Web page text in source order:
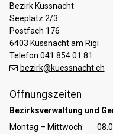
Bezirk Küssnacht
Seeplatz 2/3
Postfach 176
6403 Küssnacht am Rigi
Telefon 041 854 01 81
bezirk@kuessnacht.ch
Öffnungszeiten
Bezirksverwaltung und
TagÖffnungszeiten
Montag – Mittwoch